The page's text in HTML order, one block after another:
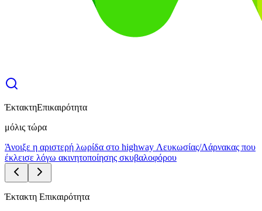
ΈκτακτηΕπικαιρότητα
μόλις τώρα
Άνοιξε η αριστερή λωρίδα στο highway Λευκωσίας/Λάρνακας που
έκλεισε λόγω ακινητοποίησης σκυβαλοφόρου
Έκτακτη Επικαιρότητα